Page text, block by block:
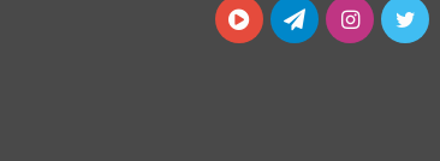
توییتر اینستاگرامتلگرام آپارات